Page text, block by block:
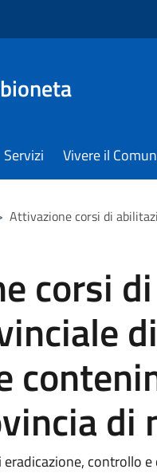
Servizi Vivere il
Attivazione corsi di
corsi
di
controllo